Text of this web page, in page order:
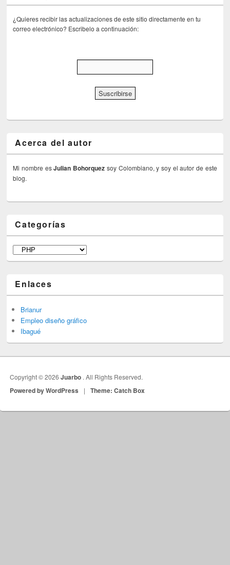
¿Quieres recibir las actualizaciones de este sitio directamente en tu
correo electrónico? Escribelo a continuación:
Acerca del autor
Mi nombre esJulian Bohorquez soy Colombiano, y soy el autor de este
blog.
Categorías
Categorías
Enlaces
Brianur
Empleo diseño gráfico
Ibagué
Copyright © 2026Juarbo . All Rights Reserved.
Powered by WordPress | Theme: Catch Box